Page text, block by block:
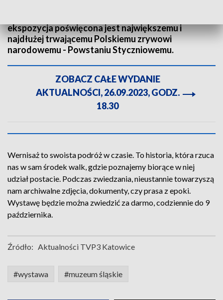
ekspozycja poświęcona jest największemu i
najdłużej trwającemu Polskiemu zrywowi
narodowemu - Powstaniu Styczniowemu.
ZOBACZ CAŁE WYDANIE
AKTUALNOŚCI, 26.09.2023, GODZ.
18.30
Wernisaż to swoista podróż w czasie. To historia, która rzuca
nas w sam środek walk, gdzie poznajemy biorące w niej
udział postacie. Podczas zwiedzania, nieustannie towarzyszą
nam archiwalne zdjęcia, dokumenty, czy prasa z epoki.
Wystawę będzie można zwiedzić za darmo, codziennie do 9
października.
Źródło: Aktualności TVP3 Katowice
#wystawa #muzeum śląskie